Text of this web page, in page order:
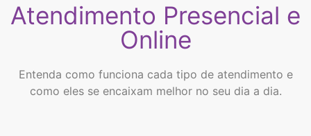
Atendimento Presencial e
Online
Entenda como funciona cada tipo de atendimento e
como eles se encaixam melhor no seu dia a dia.